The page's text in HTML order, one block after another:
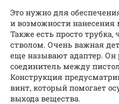
Это нужно для
и возможности нанесения
Также есть просто трубка,
стволом. Очень важная
еще называют адаптер. Он
соединитель между
Конструкция
винт, который помогает
выхода вещества.